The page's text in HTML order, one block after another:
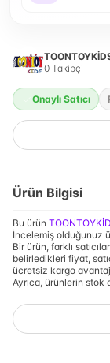
0 Takipçi
Onaylı Satıcı
Ürün Bilgisi
Bu ürün
İncelemiş olduğunuz
Bir ürün, farklı
belirledikleri fiyat,
ücretsiz kargo
Ayrıca, ürünlerin stok